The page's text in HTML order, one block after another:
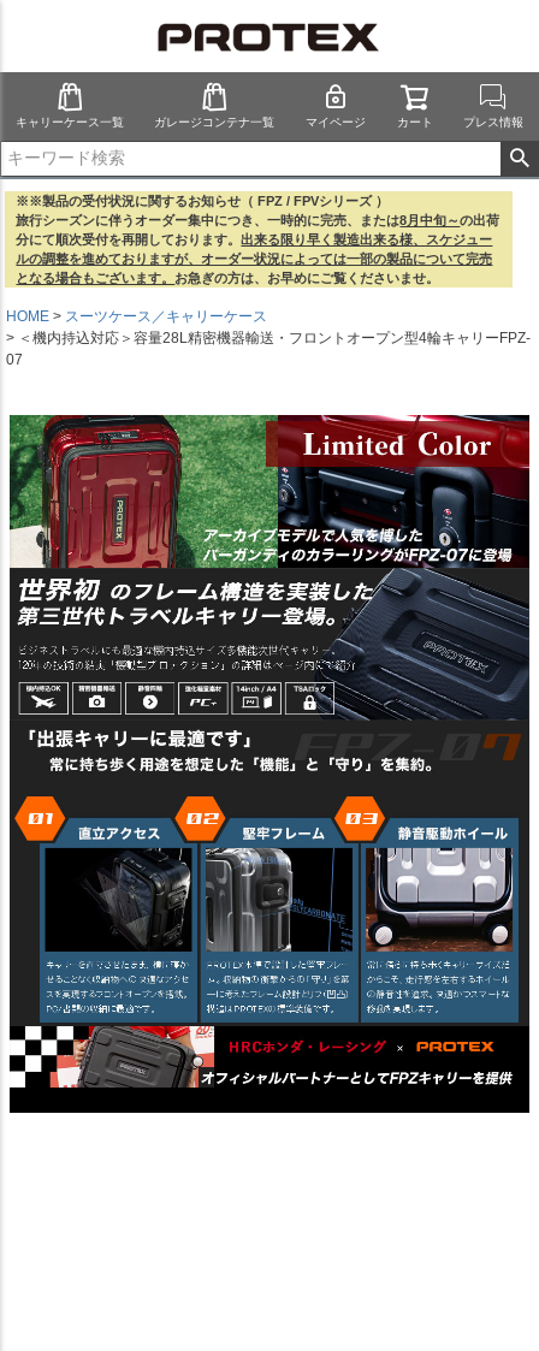
キャリーケース一覧 ガレージコンテナ一覧 マイページ カート プレス情報
※※製品の受付状況に関するお知らせ（ FPZ / FPVシリーズ ）
旅行シーズンに伴うオーダー集中につき、一時的に完売、または8月中旬～の出荷
分にて順次受付を再開しております。出来る限り早く製造出来る様、スケジュー
ルの調整を進めておりますが、オーダー状況によっては一部の製品について完売
となる場合もございます。 お急ぎの方は、お早めにご覧くださいませ。
HOME
スーツケース／キャリーケース
＜機内持込対応＞容量28L精密機器輸送・フロントオープン型4輪キャリーFPZ-
07